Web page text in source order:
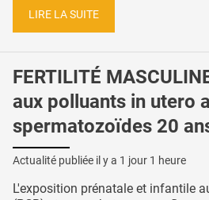
LIRE LA SUITE
FERTILITÉ
aux polluants in utero
spermatozoïdes 20
Actualité publiée il y a 1 jour 1 heure
L'exposition prénatale et infantile